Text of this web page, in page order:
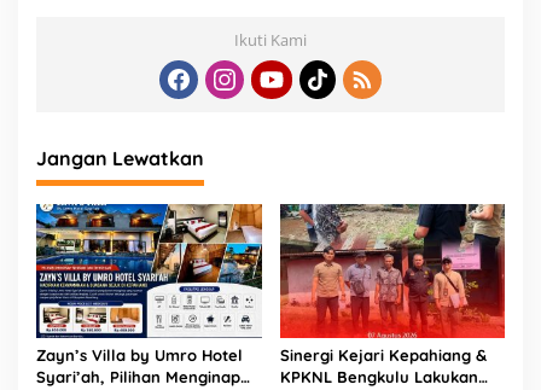
Ikuti Kami
Jangan Lewatkan
Zayn’s Villa by Umro Hotel
Syari’ah, Pilihan Menginap
Sinergi Kejari Kepahiang &
KPKNL Bengkulu Lakukan